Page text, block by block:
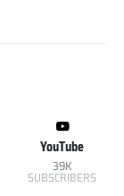
YouTube
39K
SUBSCRIBERS